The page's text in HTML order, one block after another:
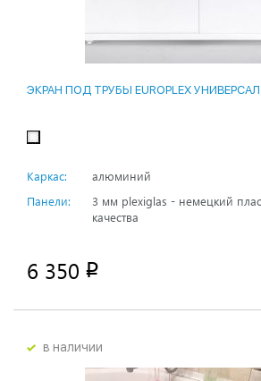
ЭКРАН ПОД ТРУБЫ EUROPLEX
Каркас:
алюминий
Панели:
3 мм plexiglas - немецкий
качества
6 350 p
в наличии